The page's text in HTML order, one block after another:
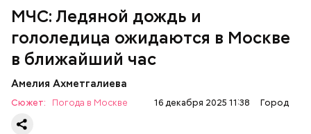
МЧС: Ледяной дождь и
гололедица ожидаются в Москве
в ближайший час
Амелия Ахметгалиева
Сюжет: Погода в Москве 16 декабря 2025 11:38 Город